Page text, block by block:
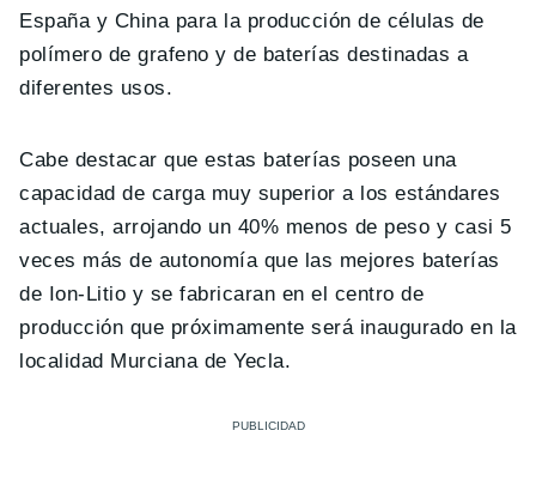
España y China para la producción de células de
polímero de grafeno y de baterías destinadas a
diferentes usos.
Cabe destacar que estas baterías poseen una
capacidad de carga muy superior a los estándares
actuales, arrojando un 40% menos de peso y casi 5
veces más de autonomía que las mejores baterías
de Ion-Litio y se fabricaran en el centro de
producción que próximamente será inaugurado en la
localidad Murciana de Yecla.